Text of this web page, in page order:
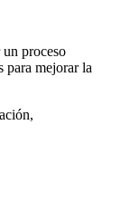
proceso
para mejorar la